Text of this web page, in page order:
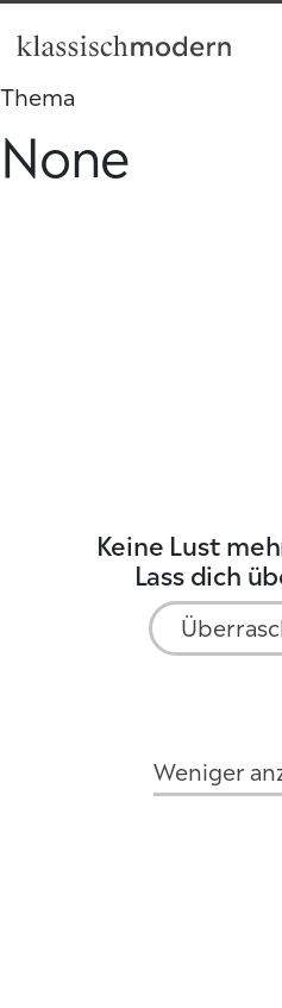
Thema
None
Keine Lust
Lass dich
Weniger